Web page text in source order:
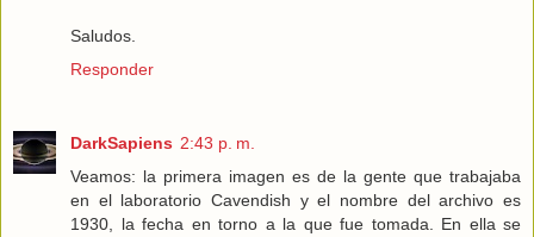
Saludos.
Responder
DarkSapiens 2:43 p. m.
Veamos: la primera imagen es de la gente que trabajaba
en el laboratorio Cavendish y el nombre del archivo es
1930, la fecha en torno a la que fue tomada. En ella se